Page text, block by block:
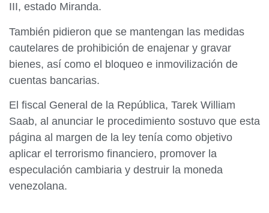
III, estado Miranda.
También pidieron que se mantengan las medidas
cautelares de prohibición de enajenar y gravar
bienes, así como el bloqueo e inmovilización de
cuentas bancarias.
El fiscal General de la República, Tarek William
Saab, al anunciar le procedimiento sostuvo que esta
página al margen de la ley tenía como objetivo
aplicar el terrorismo financiero, promover la
especulación cambiaria y destruir la moneda
venezolana.